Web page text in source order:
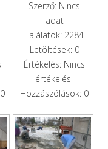
Szerző: Nincs
adat
Találatok: 2284
Letöltések: 0
Értékelés: Nincs
értékelés
Hozzászólások: 0